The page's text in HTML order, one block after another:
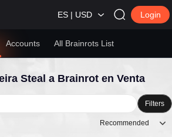
ES | USD Login
Accounts All Brainrots List
Steal a Brainrot en Venta
Filters
Recommended